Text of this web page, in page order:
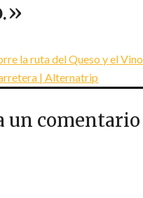
»
la ruta del Queso y el Vino
| Alternatrip
un comentario